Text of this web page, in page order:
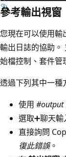
參考輸出視窗
您現在可以使用輸
輸出日誌的協助。
始檔控制、套件管
透過下列其中一種
使用 #output
選取➕聊天
直接詢問
復此錯誤。